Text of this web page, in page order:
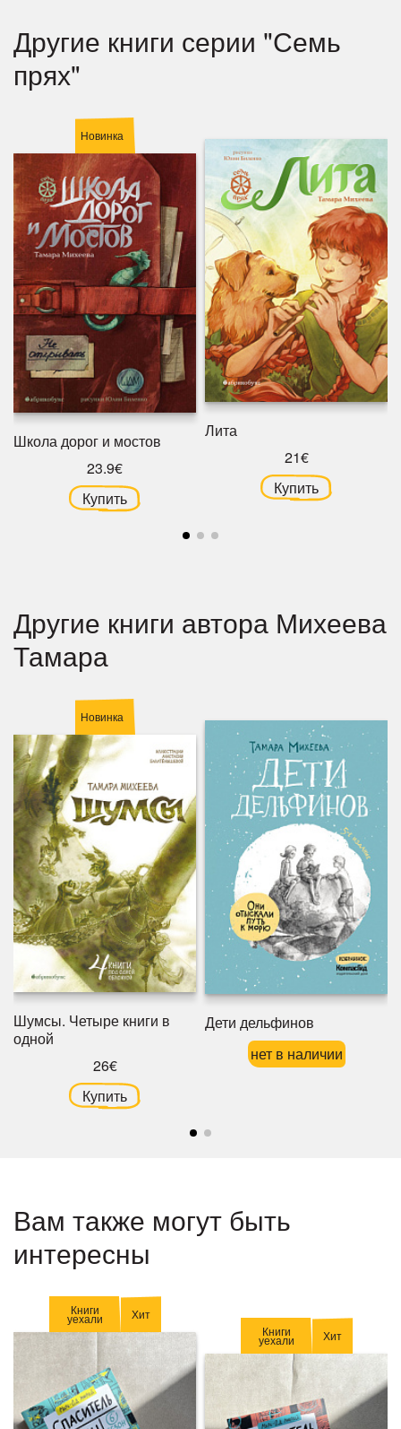
Другие книги серии "Семь
прях"
Новинка
Школа дорог и мостов
23.9€
Купить
Лита
21€
Купить
Другие книги автора Михеева
Тамара
Новинка
Шумсы. Четыре книги в
одной
26€
Купить
Дети дельфинов
нет в наличии
Вам также могут быть
интересны
Книги
уехали Хит
Книги
уехали Хит